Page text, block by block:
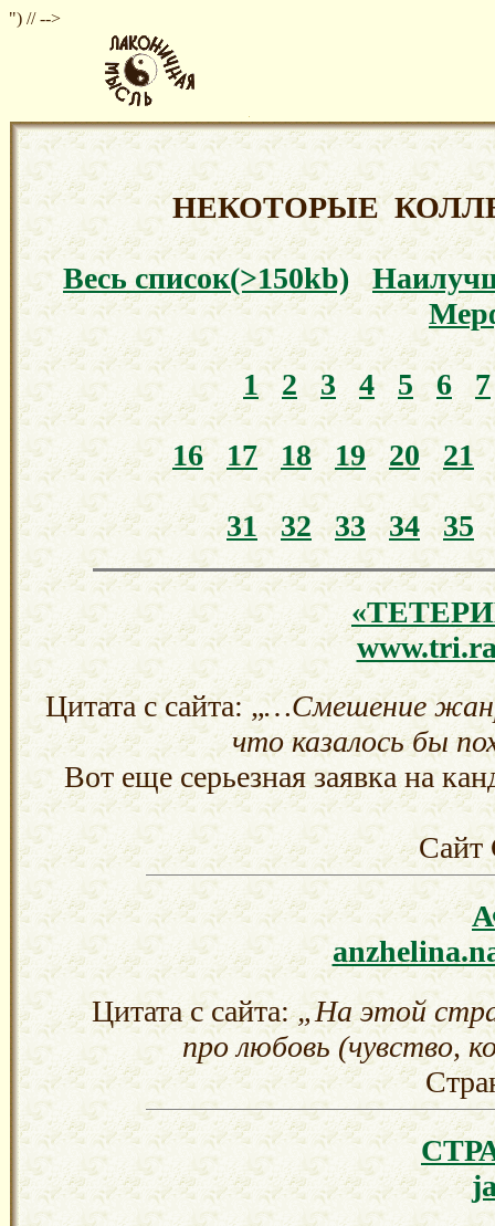
") // -->
НЕКОТОРЫЕ
Весь список(>150kb)
1 2 3 4 5 6 7
16 17 18 19 20 21
31 32 33 34 35
Цитата с сайта: „…Смешение
что казалось бы
Вот еще серьезная заявка на
Сайт
Цитата с сайта:„На этой
про любовь (чувство,